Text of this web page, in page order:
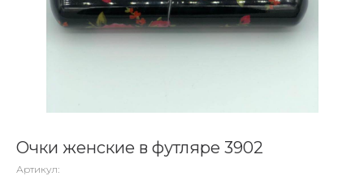
Очки женские в футляре 3902
Артикул: